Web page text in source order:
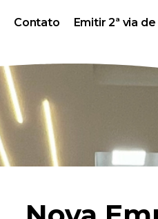
Contato Emitir 2ª via